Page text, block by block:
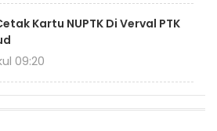
Kartu NUPTK Di Verval PTK
09:20